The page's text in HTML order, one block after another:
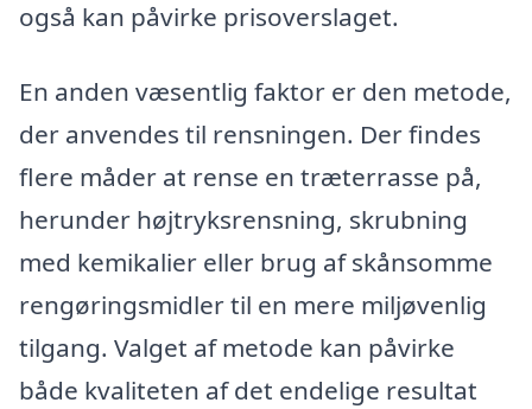
også kan påvirke prisoverslaget.
En anden væsentlig faktor er den metode,
der anvendes til rensningen. Der findes
flere måder at rense en træterrasse på,
herunder højtryksrensning, skrubning
med kemikalier eller brug af skånsomme
rengøringsmidler til en mere miljøvenlig
tilgang. Valget af metode kan påvirke
både kvaliteten af det endelige resultat